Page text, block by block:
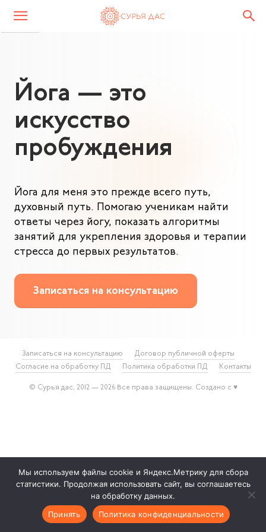
Йога — это
искусство
пробуждения
Йога для меня это прежде всего путь,
духовный путь. Помогаю ученикам найти
ответы через йогу, показать алгоритмы
занятий для укрепления здоровья и терапии
стресса до первых результатов.
Записаться на консультацию
Записаться на консультацию
Договор публичной оферты
Согласие на обработку ПД
Политика обработки ПД Контакты
© Сурья дас, 2012 — 2026 Все права защищены. Создано с ♥
Мы используем файлы cookie и Яндекс.Метрику для сбора
статистики. Продолжая использовать сайт, вы соглашаетесь
на обработку данных.
Принять
Политика конфиденциальности